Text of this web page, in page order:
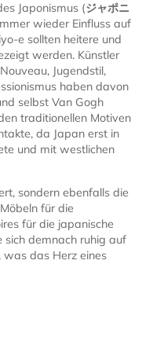
Japonismus (ジャポニ
wieder Einfluss auf
e sollten heitere und
werden. Künstler
Jugendstil,
haben davon
selbst Van Gogh
traditionellen Motiven
da Japan erst in
und mit westlichen
sondern ebenfalls die
für die
für die japanische
sich demnach ruhig auf
was das Herz eines